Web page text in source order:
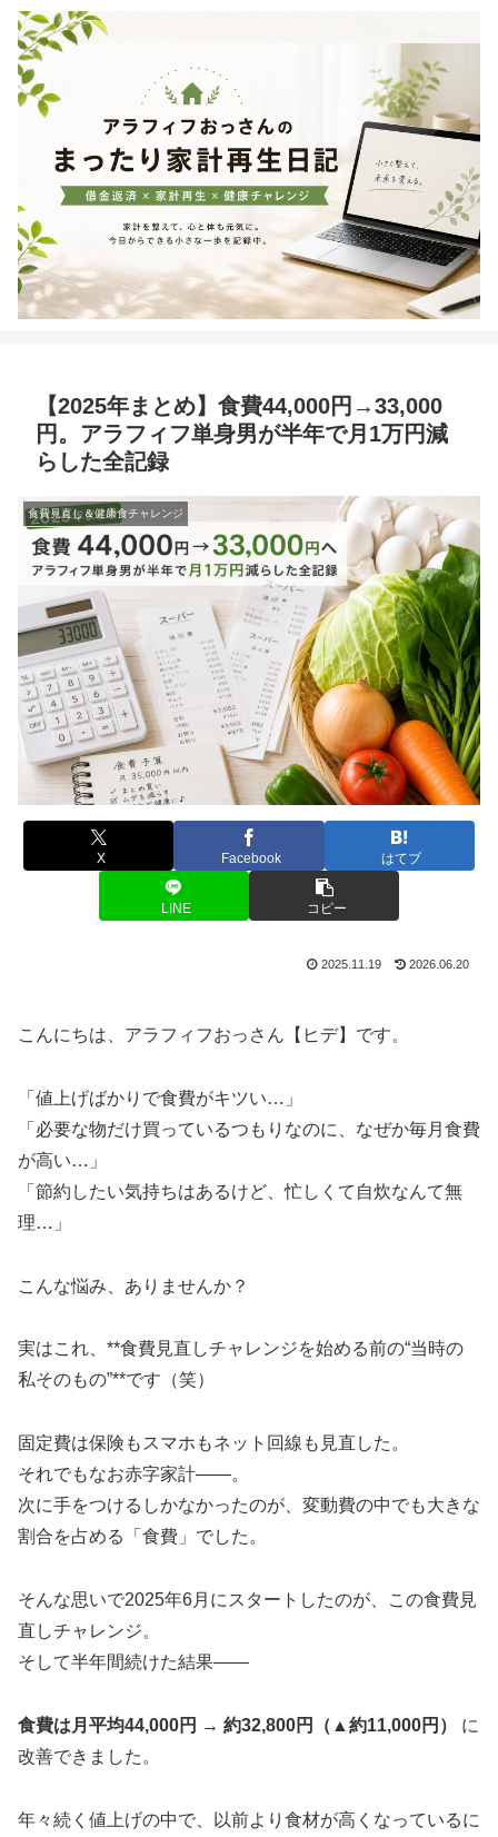
【2025年まとめ】食費44,000円→33,000
円。アラフィフ単身男が半年で月1万円減
らした全記録
食費見直し＆健康食チャレンジ
X Facebook はてブ
LINE コピー
2025.11.19 2026.06.20
こんにちは、アラフィフおっさん【ヒデ】です。
「値上げばかりで食費がキツい…」
「必要な物だけ買っているつもりなのに、なぜか毎月食費
が高い…」
「節約したい気持ちはあるけど、忙しくて自炊なんて無
理…」
こんな悩み、ありませんか？
実はこれ、**食費見直しチャレンジを始める前の“当時の
私そのもの”**です（笑）
固定費は保険もスマホもネット回線も見直した。
それでもなお赤字家計――。
次に手をつけるしかなかったのが、変動費の中でも大きな
割合を占める「食費」でした。
そんな思いで2025年6月にスタートしたのが、この食費見
直しチャレンジ。
そして半年間続けた結果――
食費は月平均44,000円 → 約32,800円（▲約11,000円）
に
改善できました。
年々続く値上げの中で、以前より食材が高くなっているに